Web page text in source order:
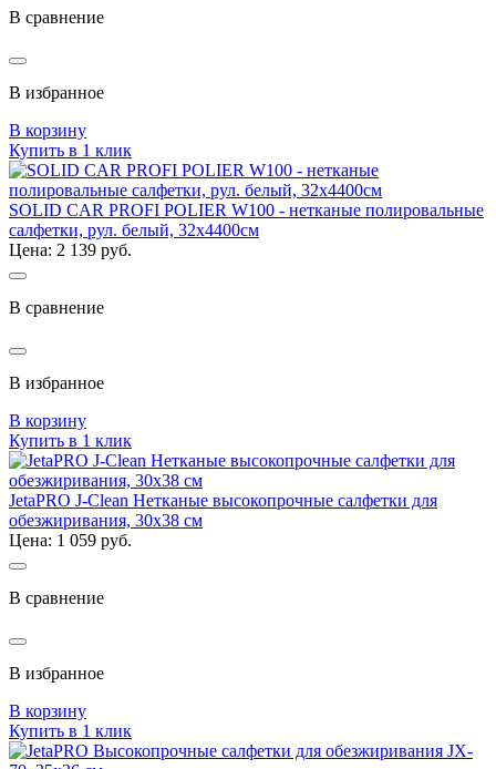
В сравнение
В избранное
В корзину
Купить в 1 клик
SOLID CAR PROFI POLIER W100 - нетканые полировальные
салфетки, рул. белый, 32х4400см
Цена: 2 139 руб.
В сравнение
В избранное
В корзину
Купить в 1 клик
JetaPRO J-Clean Нетканые высокопрочные салфетки для
обезжиривания, 30x38 см
Цена: 1 059 руб.
В сравнение
В избранное
В корзину
Купить в 1 клик